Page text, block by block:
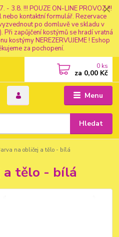
- 3.8. !!! POUZE ON-LINE PROVOZ !!!
nebo kontaktní formulář. Rezervace
po domluvě ve skladu v
zapůjčení kostýmů se hradí vratná
kostýmy NEREZERVUJEME ! Eshop
za pochopení.
Menu
Hledat
0 ks
za 0,00 Kč
na obličej a tělo - bílá
a tělo - bílá